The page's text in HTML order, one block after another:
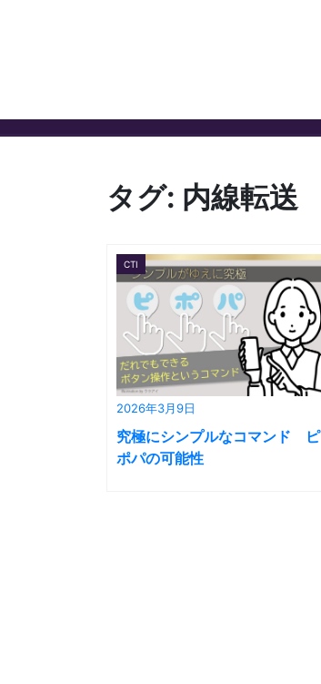
タグ: 内線転送
2026年3月9日
CTI
究極にシンプルなコマンド ピ
ポパの可能性